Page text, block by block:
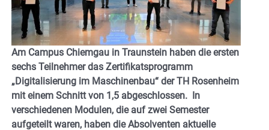
Am Campus Chiemgau in Traunstein haben die ersten
sechs Teilnehmer das Zertifikatsprogramm
„Digitalisierung im Maschinenbau“ der TH Rosenheim
mit einem Schnitt von 1,5 abgeschlossen. In
verschiedenen Modulen, die auf zwei Semester
aufgeteilt waren, haben die Absolventen aktuelle